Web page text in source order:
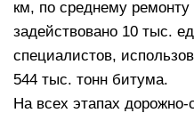
км, по среднему
задействовано 10 тыс.
специалистов,
544 тыс. тонн битума.
На всех этапах дорожно-